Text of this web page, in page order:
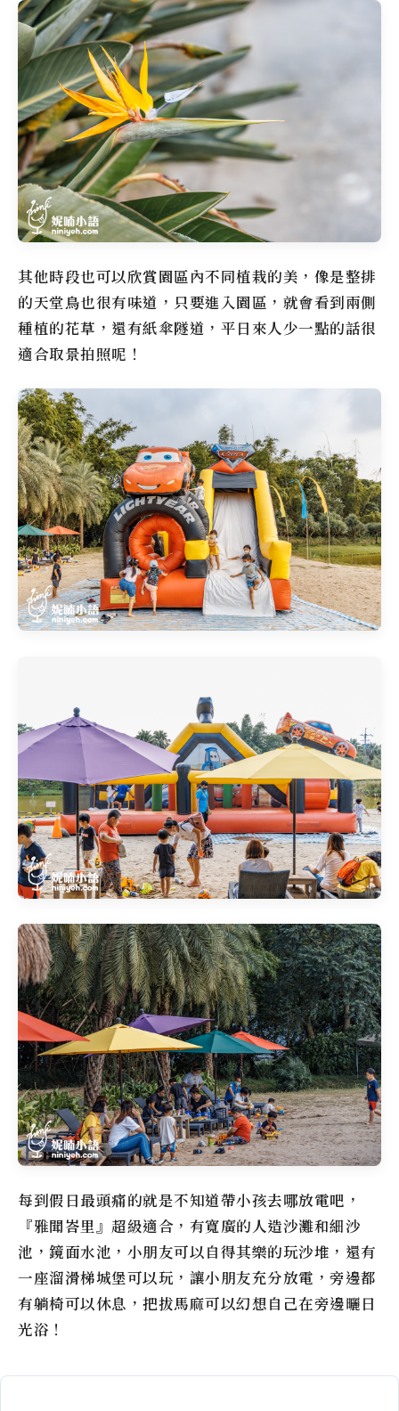
其他時段也可以欣賞園區內不同植栽的美，像是整排
的天堂鳥也很有味道，只要進入園區，就會看到兩側
種植的花草，還有紙傘隧道，平日來人少一點的話很
適合取景拍照呢！
每到假日最頭痛的就是不知道帶小孩去哪放電吧，
『雅聞峇里』超級適合，有寬廣的人造沙灘和細沙
池，鏡面水池，小朋友可以自得其樂的玩沙堆，還有
一座溜滑梯城堡可以玩，讓小朋友充分放電，旁邊都
有躺椅可以休息，把拔馬麻可以幻想自己在旁邊曬日
光浴！